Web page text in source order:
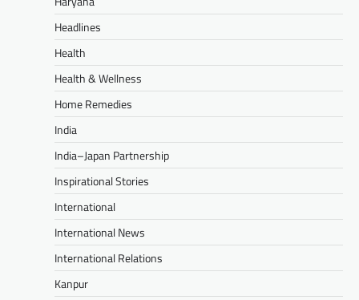
Headlines
Health
Health & Wellness
Home Remedies
India
India–Japan Partnership
Inspirational Stories
International
International News
International Relations
Kanpur